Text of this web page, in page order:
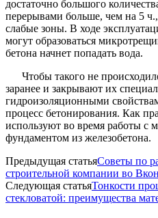
достаточно большого
перерывами больше, чем на 5
слабые зоны. В ходе
могут образоваться
бетона начнет попадать вода.
Чтобы такого не
заранее и закрывают их
гидроизоляционными
процесс бетонирования. Как
используют во время работы
фундаментом из железобетона.
Предыдущая статьяСоветы по
строительной компании во
Следующая статьяТонкости
стекловатой: преимущества